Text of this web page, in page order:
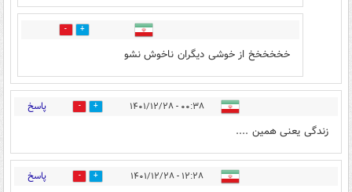
3
خخخخخخ از خوشی دیگران ناخوش نشو
۰۰:۳۸ - ۱۴۰۱/۱۲/۲۸ 3 پاسخ
زندگی یعنی همین ....
۱۲:۲۸ - ۱۴۰۱/۱۲/۲۸ 2 پاسخ